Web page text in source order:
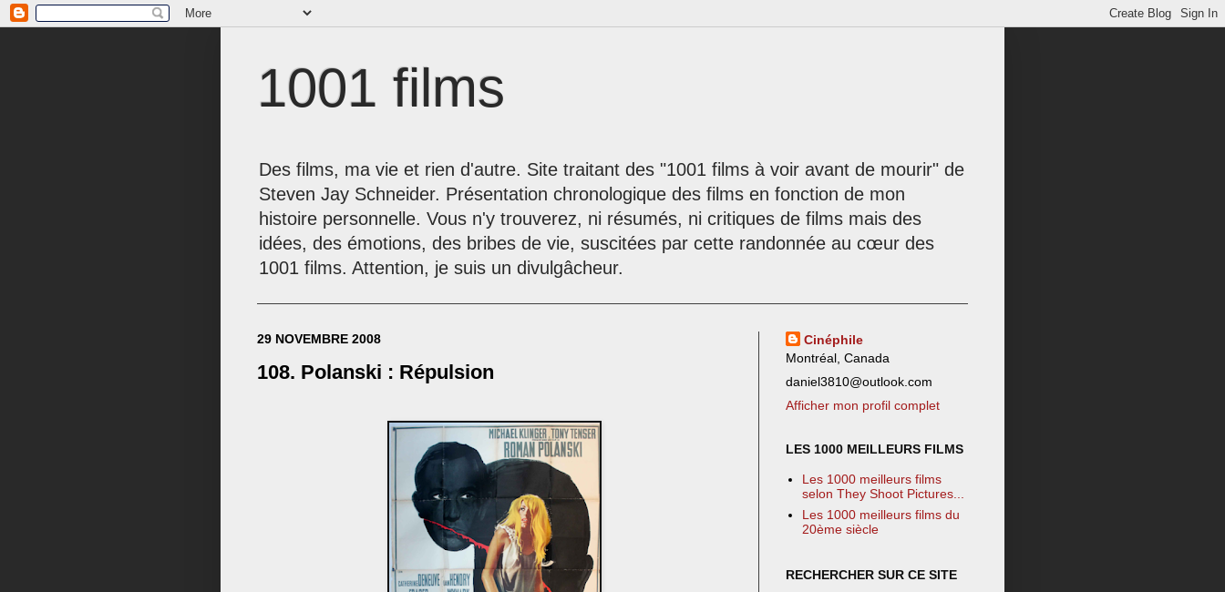
1001 films
Des films, ma vie et rien d'autre. Site traitant des "1001 films à voir avant de mourir" de
Steven Jay Schneider. Présentation chronologique des films en fonction de mon
histoire personnelle. Vous n'y trouverez, ni résumés, ni critiques de films mais des
idées, des émotions, des bribes de vie, suscitées par cette randonnée au cœur des
1001 films. Attention, je suis un divulgâcheur.
29 NOVEMBRE 2008
108. Polanski : Répulsion
Cinéphile
Montréal, Canada
daniel3810@outlook.com
Afficher mon profil complet
LES 1000 MEILLEURS FILMS
Les 1000 meilleurs films
selon They Shoot Pictures...
Les 1000 meilleurs films du
20ème siècle
RECHERCHER SUR CE SITE